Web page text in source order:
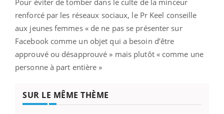
renforcé par les réseaux sociaux, le Pr Keel conseille
aux jeunes femmes « de ne pas se présenter sur
Facebook comme un objet qui a besoin d’être
approuvé ou désapprouvé » mais plutôt « comme une
personne à part entière »
SUR LE MÊME THÈME